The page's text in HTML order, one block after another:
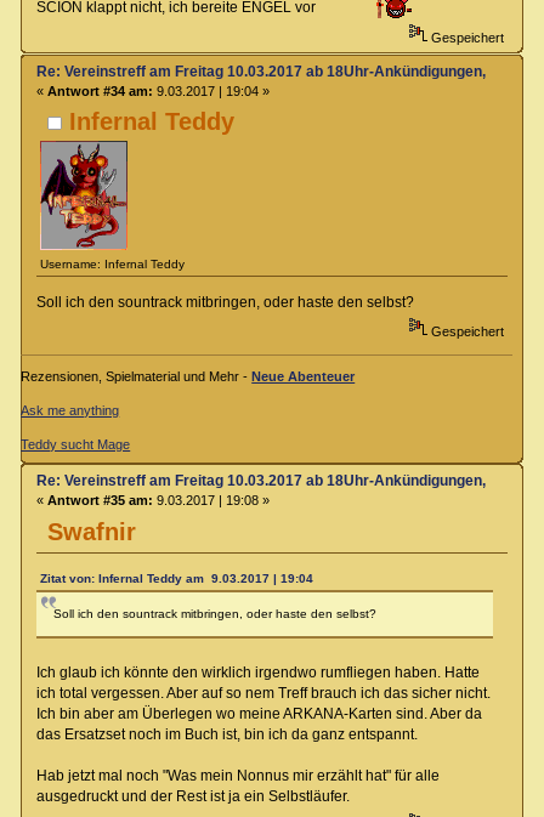
SCION klappt nicht, ich bereite ENGEL vor
Gespeichert
Infernal Teddy
Username: Infernal Teddy
Re: Vereinstreff am Freitag 10.03.2017 ab 18Uhr-Ankündigungen,
« Antwort #34 am: 9.03.2017 | 19:04 »
Soll ich den sountrack mitbringen, oder haste den selbst?
Gespeichert
Rezensionen, Spielmaterial und Mehr -Neue Abenteuer
Ask me anything
Teddy sucht Mage
Swafnir
Re: Vereinstreff am Freitag 10.03.2017 ab 18Uhr-Ankündigungen,
« Antwort #35 am: 9.03.2017 | 19:08 »
Zitat von: Infernal Teddy am 9.03.2017 | 19:04
Soll ich den sountrack mitbringen, oder haste den selbst?
Ich glaub ich könnte den wirklich irgendwo rumfliegen haben. Hatte
ich total vergessen. Aber auf so nem Treff brauch ich das sicher nicht.
Ich bin aber am Überlegen wo meine ARKANA-Karten sind. Aber da
das Ersatzset noch im Buch ist, bin ich da ganz entspannt.
Hab jetzt mal noch "Was mein Nonnus mir erzählt hat" für alle
ausgedruckt und der Rest ist ja ein Selbstläufer.